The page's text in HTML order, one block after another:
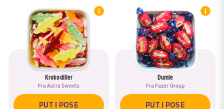
Krokodiller
FraAstra Sweets
PUT I POSE
Dumle
Fra Fazer Group
PUT I POSE